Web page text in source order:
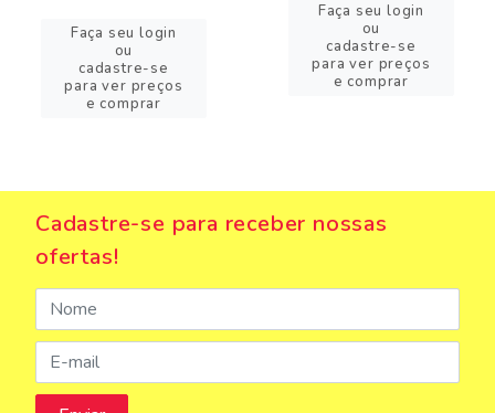
Faça seu login
ou
cadastre-se
para ver preços
e comprar
Faça seu login
ou
cadastre-se
para ver preços
e comprar
Cadastre-se para receber nossas
ofertas!